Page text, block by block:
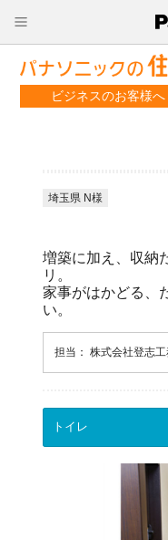
ビジネスのお客様へ
埼玉県 N様
増築に加え、収納
リ。
家事がはかどる、
い。
担当： 株式会社登志